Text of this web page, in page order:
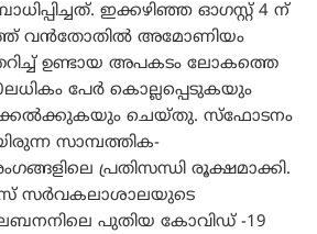
ഇക്കഴിഞ്ഞ ഓഗസ്റ്റ് 4 ന്
വൻതോതിൽ അമോണിയം
ഉണ്ടായ അപകടം ലോകത്തെ
പേർ കൊല്ലപ്പെടുകയും
ചെയ്തു. സ്ഫോടനം
സാമ്പത്തിക-
പ്രതിസന്ധി രൂക്ഷമാക്കി.
സർവകലാശാലയുടെ
പുതിയ കോവിഡ് -19